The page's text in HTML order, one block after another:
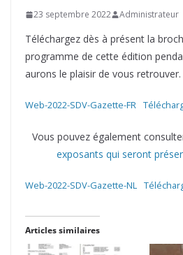
23 septembre 2022 Administrateur
Téléchargez dès à présent la
programme de cette édition
aurons le plaisir de vous retrouver.
Web-2022-SDV-Gazette-FR
Vous pouvez également
exposants qui seront
Web-2022-SDV-Gazette-NL
Articles similaires